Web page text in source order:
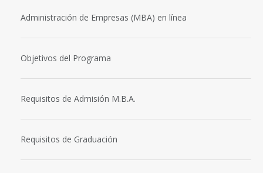
Administración de Empresas (MBA) en línea
Objetivos del Programa
Requisitos de Admisión M.B.A.
Requisitos de Graduación